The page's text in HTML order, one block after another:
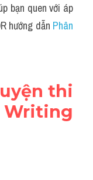
bạn quen với áp
hướng dẫn Phân
thi